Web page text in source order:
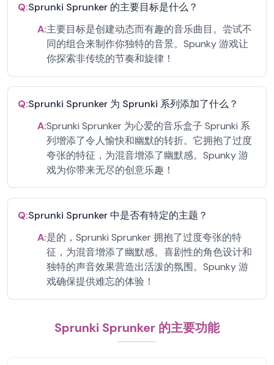
Q:Sprunki Sprunker 的主要目标是什么？
A:主要目标是创建动态而有趣的音乐曲目。尝试不
同的组合来制作你独特的音景。Spunky 游戏让
你探索非传统的节奏和旋律！
Q:Sprunki Sprunker 为 Sprunki 系列添加了什么？
A:Sprunki Sprunker 为心爱的音乐盒子 Sprunki 系
列增添了令人愉快和幽默的转折。它拥抱了过度
夸张的特征，为混音增添了幽默感。Spunky 游
戏为你带来无尽的创意乐趣！
Q:Sprunki Sprunker 中是否有特定的主题？
A:是的，Sprunki Sprunker 拥抱了过度夸张的特
征，为混音增添了幽默感。喜剧性的角色设计和
独特的声音效果营造出活泼的氛围。Spunky 游
戏确保提供难忘的体验！
Sprunki Sprunker 的主要功能